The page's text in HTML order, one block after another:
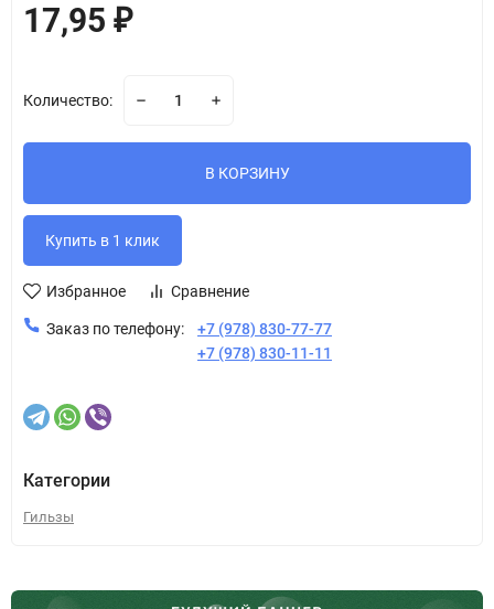
17,95 ₽
Количество:
В КОРЗИНУ
Избранное Сравнение
Заказ по телефону:
+7 (978) 830-77-77
+7 (978) 830-11-11
Категории
Гильзы